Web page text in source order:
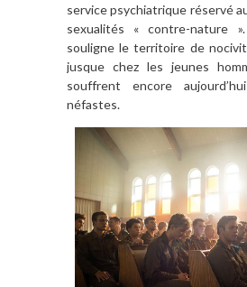
service psychiatrique réservé
sexualités « contre-nature
souligne le territoire de
jusque chez les jeunes
souffrent encore
néfastes.